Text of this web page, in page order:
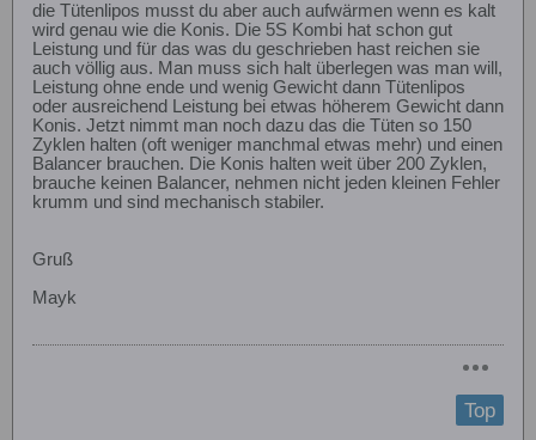
die Tütenlipos musst du aber auch aufwärmen wenn es kalt
wird genau wie die Konis. Die 5S Kombi hat schon gut
Leistung und für das was du geschrieben hast reichen sie
auch völlig aus. Man muss sich halt überlegen was man will,
Leistung ohne ende und wenig Gewicht dann Tütenlipos
oder ausreichend Leistung bei etwas höherem Gewicht dann
Konis. Jetzt nimmt man noch dazu das die Tüten so 150
Zyklen halten (oft weniger manchmal etwas mehr) und einen
Balancer brauchen. Die Konis halten weit über 200 Zyklen,
brauche keinen Balancer, nehmen nicht jeden kleinen Fehler
krumm und sind mechanisch stabiler.
Gruß
Mayk
Top